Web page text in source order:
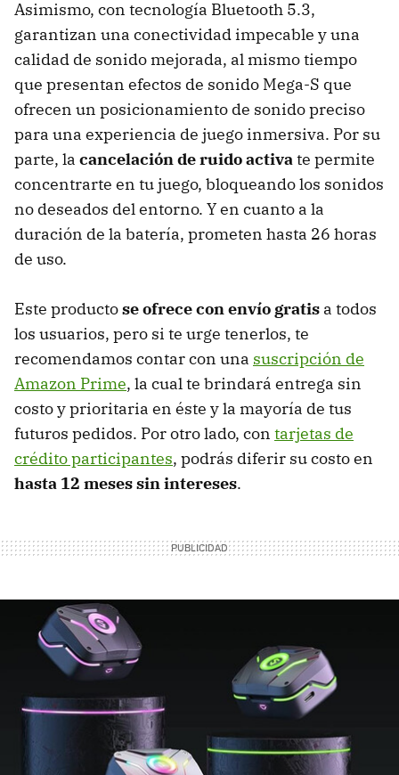
Asimismo, con tecnología Bluetooth 5.3,
garantizan una conectividad impecable y una
calidad de sonido mejorada, al mismo tiempo
que presentan efectos de sonido Mega-S que
ofrecen un posicionamiento de sonido preciso
para una experiencia de juego inmersiva. Por su
parte, la cancelación de ruido activate permite
concentrarte en tu juego, bloqueando los sonidos
no deseados del entorno. Y en cuanto a la
duración de la batería, prometen hasta 26 horas
de uso.
Este productose ofrece con envío gratis a todos
los usuarios, pero si te urge tenerlos, te
recomendamos contar con una suscripción de
Amazon Prime, la cual te brindará entrega sin
costo y prioritaria en éste y la mayoría de tus
futuros pedidos. Por otro lado, con tarjetas de
crédito participantes, podrás diferir su costo en
hasta 12 meses sin intereses.